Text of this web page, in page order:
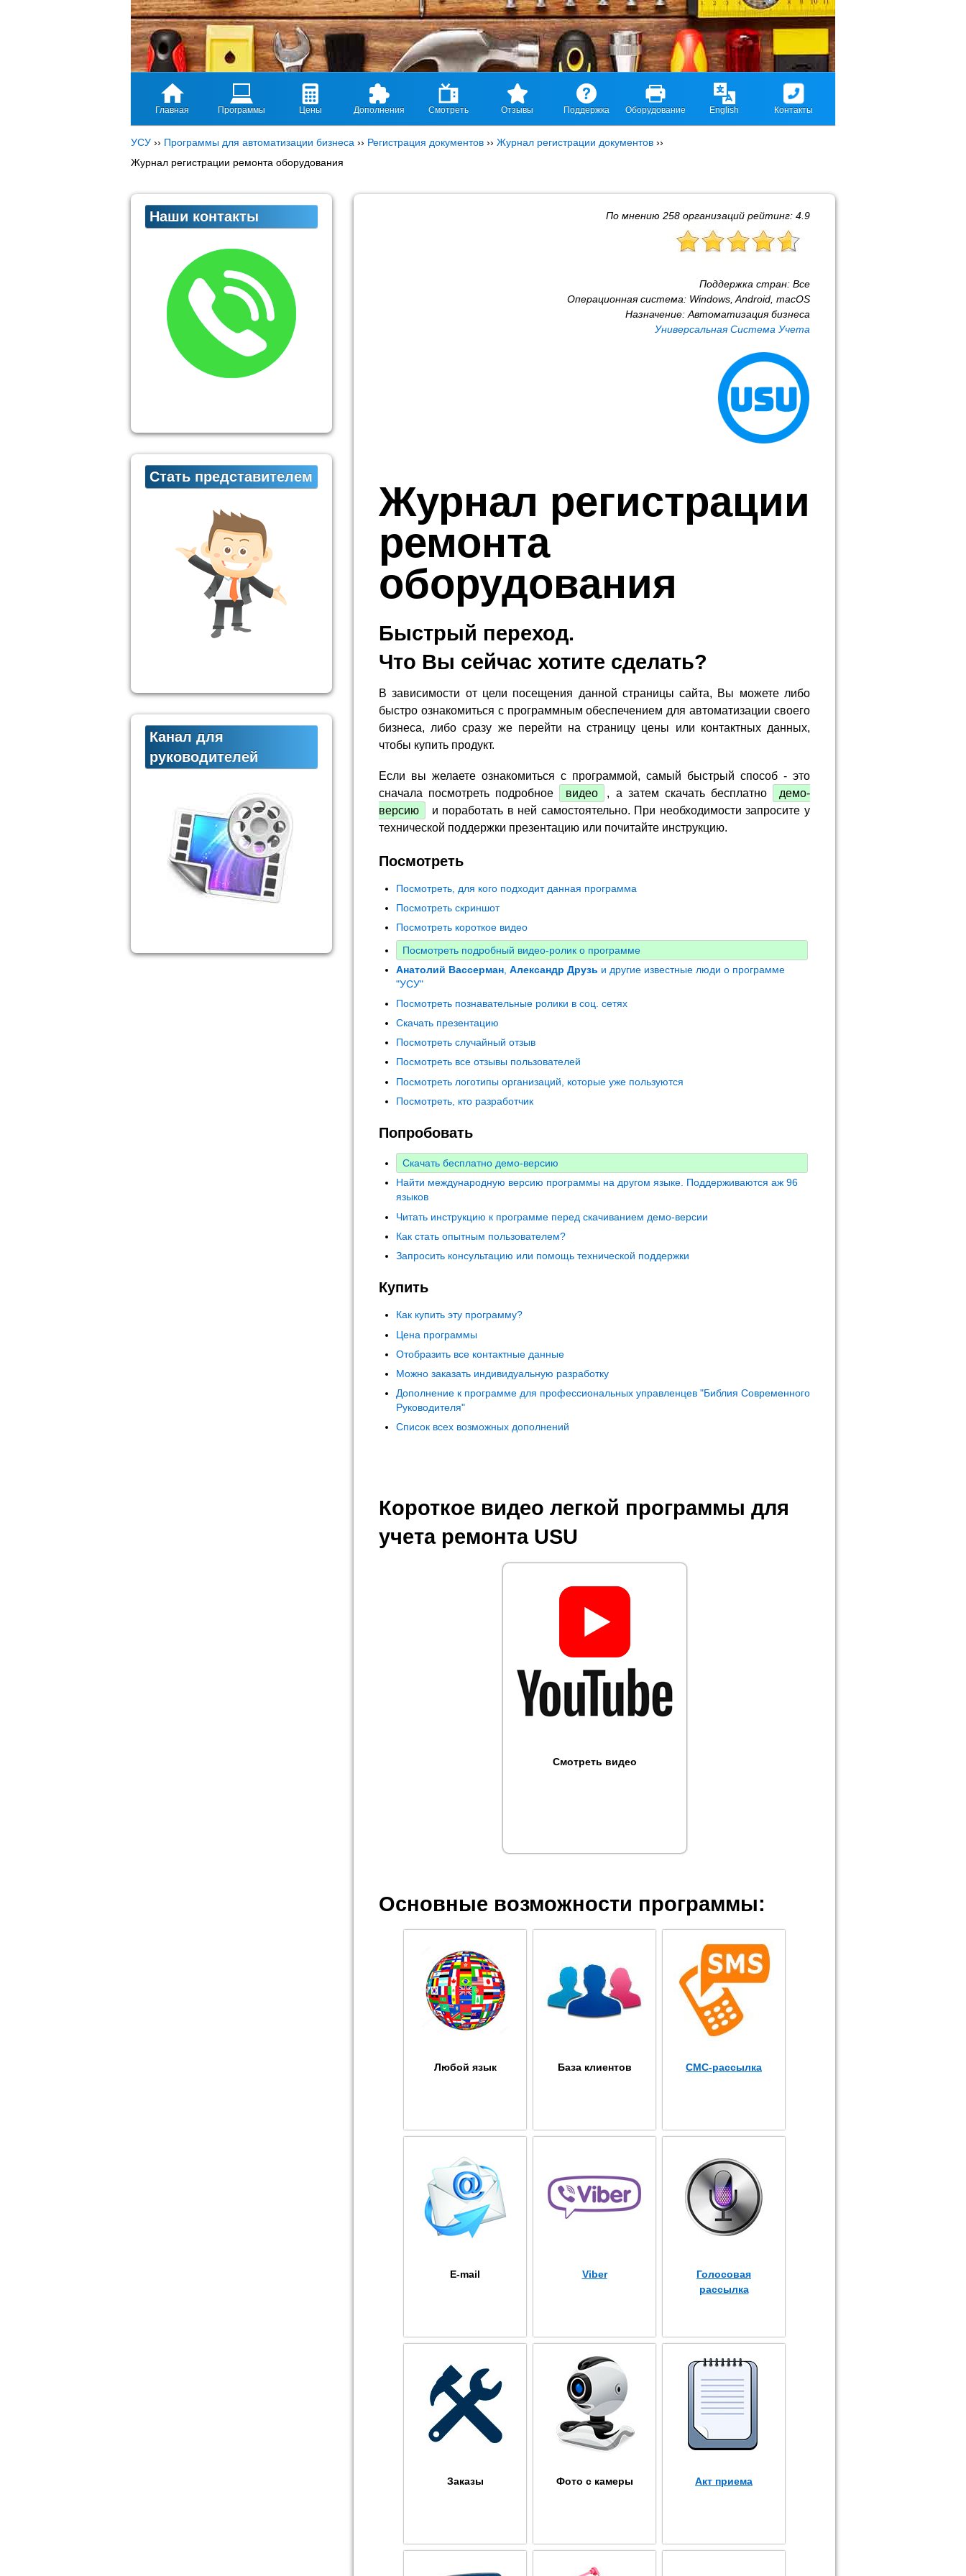
Главная Программы Цены Дополнения Смотреть Отзывы Поддержка Оборудование English Контакты
УСУ ›› Программы для автоматизации бизнеса ›› Регистрация документов ›› Журнал регистрации документов ››
Журнал регистрации ремонта оборудования
По мнению 258 организаций рейтинг: 4.9
Поддержка стран: Все
Операционная система: Windows, Android, macOS
Назначение: Автоматизация бизнеса
Универсальная Система Учета
Журнал регистрации
ремонта
оборудования
Быстрый переход.
Что Вы сейчас хотите сделать?
В зависимости от цели посещения данной страницы сайта, Вы можете либо
быстро ознакомиться с программным обеспечением для автоматизации своего
бизнеса, либо сразу же перейти на страницу цены или контактных данных,
чтобы купить продукт.
Если вы желаете ознакомиться с программой, самый быстрый способ - это
сначала посмотреть подробное
видео , а затем скачать бесплатно
демо-
версию
и поработать в ней самостоятельно. При необходимости запросите у
технической поддержки презентацию или почитайте инструкцию.
Посмотреть
Посмотреть, для кого подходит данная программа
Посмотреть скриншот
Посмотреть короткое видео
Посмотреть подробный видео-ролик о программе
Анатолий Вассерман Александр Друзь и другие известные люди о программе
"УСУ"
Посмотреть познавательные ролики в соц. сетях
Скачать презентацию
Посмотреть случайный отзыв
Посмотреть все отзывы пользователей
Посмотреть логотипы организаций, которые уже пользуются
Посмотреть, кто разработчик
Попробовать
Скачать бесплатно демо-версию
Найти международную версию программы на другом языке. Поддерживаются аж 96
языков
Читать инструкцию к программе перед скачиванием демо-версии
Как стать опытным пользователем?
Запросить консультацию или помощь технической поддержки
Купить
Как купить эту программу?
Цена программы
Отобразить все контактные данные
Можно заказать индивидуальную разработку
Дополнение к программе для профессиональных управленцев "Библия Современного
Руководителя"
Список всех возможных дополнений
Короткое видео легкой программы для
учета ремонта USU
Смотреть видео
Основные возможности программы:
Любой язык База клиентов СМС-рассылка
E-mail Viber
Голосовая
рассылка
Заказы Фото с камеры Акт приема
Наши контакты
Стать представителем
Канал для
руководителей